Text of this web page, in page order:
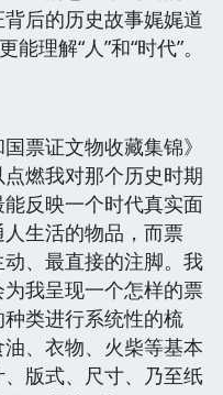
后的历史故事娓娓道
理解“人”和“时代”。
票证文物收藏集锦》
燃我对那个历史时期
反映一个时代真实面
生活的物品，而票
、最直接的注脚。我
我呈现一个怎样的票
类进行系统性的梳
、衣物、火柴等基本
版式、尺寸、乃至纸